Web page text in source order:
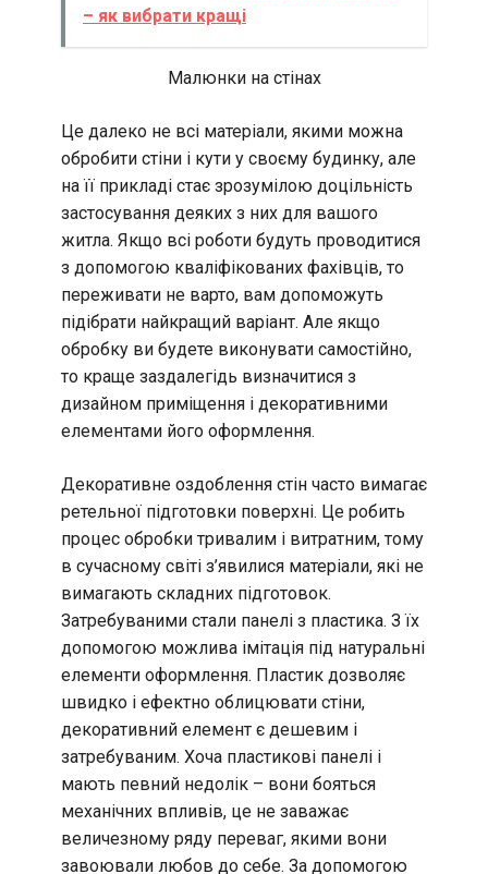
– як вибрати кращі
Малюнки на стінах
Це далеко не всі матеріали, якими можна
обробити стіни і кути у своєму будинку, але
на її прикладі стає зрозумілою доцільність
застосування деяких з них для вашого
житла. Якщо всі роботи будуть проводитися
з допомогою кваліфікованих фахівців, то
переживати не варто, вам допоможуть
підібрати найкращий варіант. Але якщо
обробку ви будете виконувати самостійно,
то краще заздалегідь визначитися з
дизайном приміщення і декоративними
елементами його оформлення.
Декоративне оздоблення стін часто вимагає
ретельної підготовки поверхні. Це робить
процес обробки тривалим і витратним, тому
в сучасному світі з’явилися матеріали, які не
вимагають складних підготовок.
Затребуваними стали панелі з пластика. З їх
допомогою можлива імітація під натуральні
елементи оформлення. Пластик дозволяє
швидко і ефектно облицювати стіни,
декоративний елемент є дешевим і
затребуваним. Хоча пластикові панелі і
мають певний недолік – вони бояться
механічних впливів, це не заважає
величезному ряду переваг, якими вони
завоювали любов до себе. За допомогою